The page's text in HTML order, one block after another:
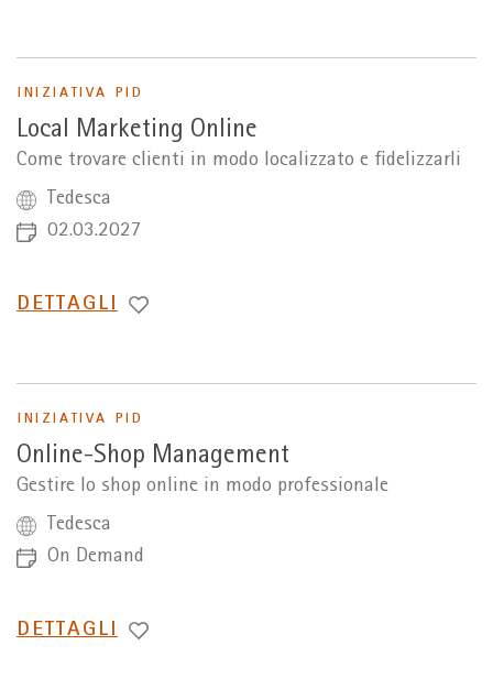
INIZIATIVA PID
Local Marketing Online
Come trovare clienti in modo localizzato e fidelizzarli
Tedesca
02.03.2027
PASSA
DETTAGLI
INIZIATIVA PID
Online-Shop Management
Gestire lo shop online in modo professionale
Tedesca
On Demand
PASSA
DETTAGLI